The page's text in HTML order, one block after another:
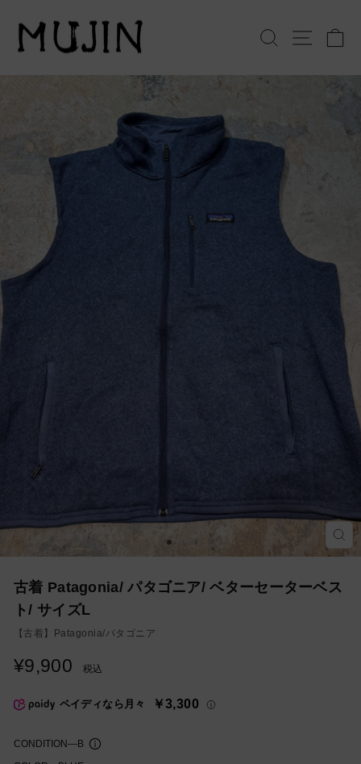
検索 サイ
ー
を
閉
古着 Patagonia/ パタゴニア/ ベターセーターベス
ト/ サイズL
【古着】 Patagonia/パタゴニア
通
価
格
¥9,900 税込
ペイディなら月々 ￥3,300
CONDITION—B